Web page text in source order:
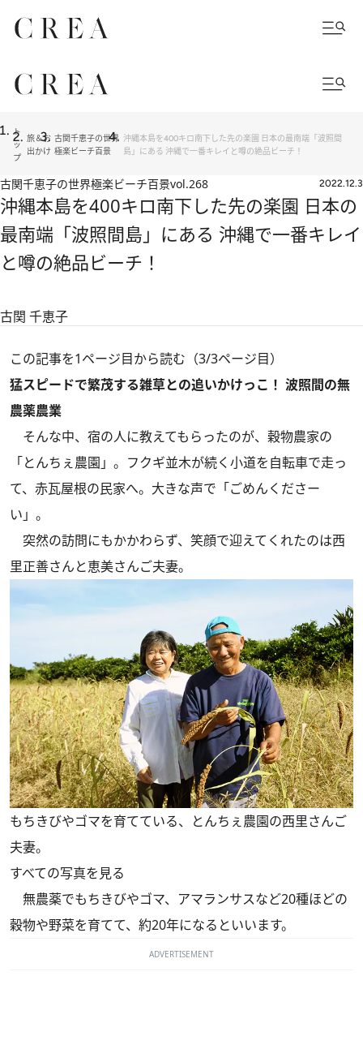
ト
ッ
プ
旅＆お
出かけ
古関千恵子の世界
極楽ビーチ百景
沖縄本島を400キロ南下した先の楽園 日本の最南端「波照間
島」にある 沖縄で一番キレイと噂の絶品ビーチ！
古関千恵子の世界極楽ビーチ百景vol.268 2022.12.3
沖縄本島を400キロ南下した先の楽園 日本の
最南端「波照間島」にある 沖縄で一番キレイ
と噂の絶品ビーチ！
古関 千恵子
この記事を1ページ目から読む（3/3ページ目）
猛スピードで繁茂する雑草との追いかけっこ！ 波照間の無
農薬農業
そんな中、宿の人に教えてもらったのが、穀物農家の
「とんちぇ農園」。フクギ並木が続く小道を自転車で走っ
て、赤瓦屋根の民家へ。大きな声で「ごめんくださー
い」。
突然の訪問にもかかわらず、笑顔で迎えてくれたのは西
里正善さんと恵美さんご夫妻。
もちきびやゴマを育てている、とんちぇ農園の西里さんご
夫妻。
すべての写真を見る
無農薬でもちきびやゴマ、アマランサスなど20種ほどの
穀物や野菜を育てて、約20年になるといいます。
ADVERTISEMENT